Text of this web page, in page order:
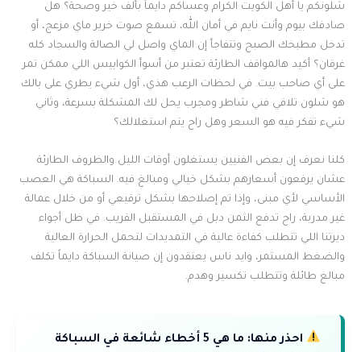
شلونكم يا أهل الكويت الكرام وعساكم دايماً بألف خير وصحة؟ هل
صادفك بيوم وأنت نايم في أمان الله، تسمع صوت خرير ماي مزعج، أو
تدخل مطبخك الصبح وتتفاجأ إن الماي واصل لي الصالة والسجاد كله
غرقان؟ أكيد هالمواقف الطارئة تعتبر من أسوأ الكوابيس اللي ممكن تمر
على أي صاحب بيت. في لحظات الرعب هذي، أول شيء يطري على بالك
هو شلون تلاقي فني شاطر ومجرب يحل لك المشكلة بسرعة، وثاني
شيء تفكر فيه هو السعر وهل راح يتم استغلالك؟
كلنا نعرف إن بعض الفنيين يستغلون أوقات الليل والظروف الطارئة
عشان يرفعون أسعارهم بشكل خيالي ومبالغ فيه. السباكة هي العصب
الأساسي لأي مبنى، وإذا تم إصلاحها بشكل ترقيعي أو من خلال عمالة
غير مدربة، راح تدفع الثمن دبل في المستقبل القريب. في ظل أجواء
ديرتنا اللي تتطلب كفاءة عالية في التمديدات لتحمل الحرارة العالية
والضغط المستمر، وايد ناس يعتقدون إن صيانة السباكة دايماً تكلف
مبالغ طائلة وتتطلب تكسير وهدم.
احذر منها:
ما هي 5 أخطاء شائعة في السباكة